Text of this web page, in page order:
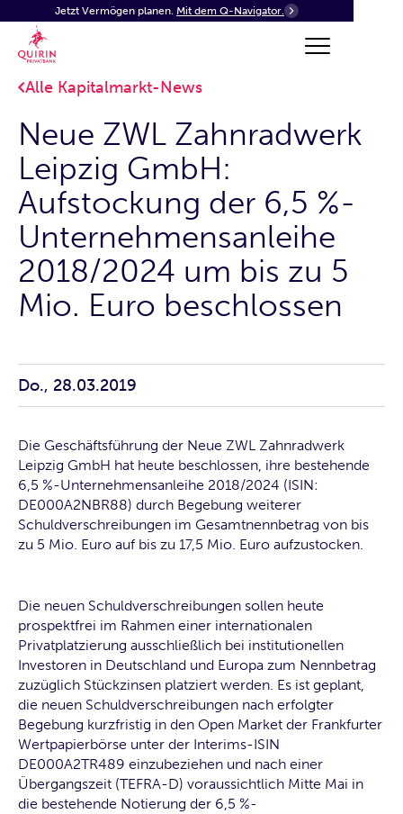
Jetzt Vermögen planen. Mit dem Q-Navigator.
Alle Kapitalmarkt-News
Neue ZWL Zahnradwerk
Leipzig GmbH:
Aufstockung der 6,5 %-
Unternehmensanleihe
2018/2024 um bis zu 5
Mio. Euro beschlossen
Do., 28.03.2019
Die Geschäftsführung der Neue ZWL Zahnradwerk
Leipzig GmbH hat heute beschlossen, ihre bestehende
6,5 %-Unternehmensanleihe 2018/2024 (ISIN:
DE000A2NBR88) durch Begebung weiterer
Schuldverschreibungen im Gesamtnennbetrag von bis
zu 5 Mio. Euro auf bis zu 17,5 Mio. Euro aufzustocken.
Die neuen Schuldverschreibungen sollen heute
prospektfrei im Rahmen einer internationalen
Privatplatzierung ausschließlich bei institutionellen
Investoren in Deutschland und Europa zum Nennbetrag
zuzüglich Stückzinsen platziert werden. Es ist geplant,
die neuen Schuldverschreibungen nach erfolgter
Begebung kurzfristig in den Open Market der Frankfurter
Wertpapierbörse unter der Interims-ISIN
DE000A2TR489 einzubeziehen und nach einer
Übergangszeit (TEFRA-D) voraussichtlich Mitte Mai in
die bestehende Notierung der 6,5 %-